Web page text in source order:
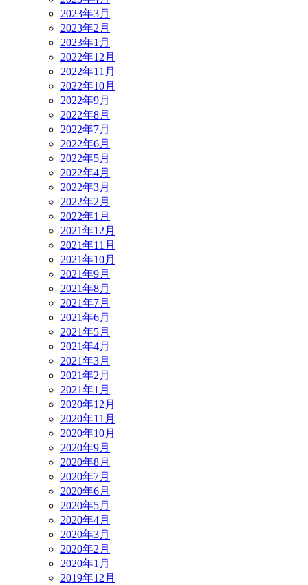
2023年3月
2023年2月
2023年1月
2022年12月
2022年11月
2022年10月
2022年9月
2022年8月
2022年7月
2022年6月
2022年5月
2022年4月
2022年3月
2022年2月
2022年1月
2021年12月
2021年11月
2021年10月
2021年9月
2021年8月
2021年7月
2021年6月
2021年5月
2021年4月
2021年3月
2021年2月
2021年1月
2020年12月
2020年11月
2020年10月
2020年9月
2020年8月
2020年7月
2020年6月
2020年5月
2020年4月
2020年3月
2020年2月
2020年1月
2019年12月